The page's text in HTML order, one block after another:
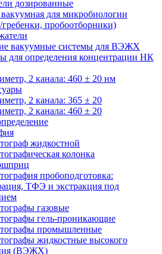
дозированные
для микробиологии
пробоотборники)
вакуумные системы для ВЭЖХ
для определения концентрации НК
2 канала: 460 ± 20 нм
2 канала: 365 ± 20
2 канала: 460 ± 20
жидкостной
колонка
пробоподготовка:
ТФЭ и экстракция под
газовые
гель-проникающие
промышленные
жидкостные высокого
(ВЭЖХ)